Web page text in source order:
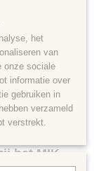
en is
49 liter
het MIK-
het
van
onze sociale
informatie over
gebruiken in
verzameld
verstrekt.